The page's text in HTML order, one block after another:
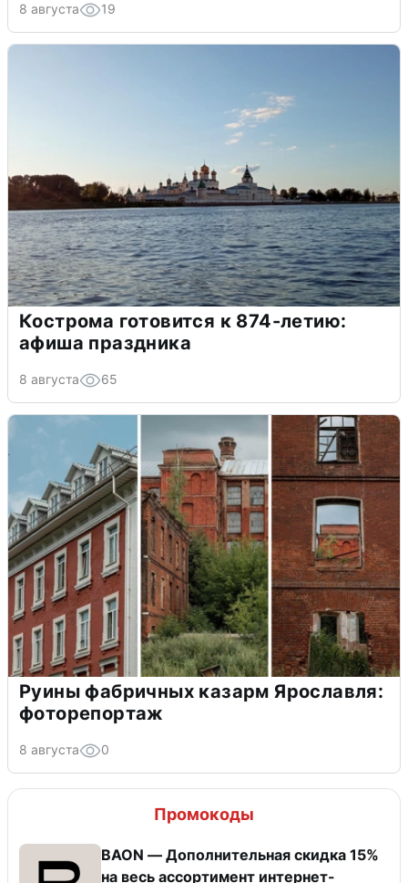
8 августа 19
Кострома готовится к 874-летию:
афиша праздника
8 августа 65
Руины фабричных казарм Ярославля:
фоторепортаж
8 августа 0
Промокоды
BAON — Дополнительная скидка 15%
на весь ассортимент интернет-